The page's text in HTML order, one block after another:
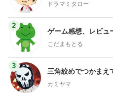
ドラマミタロー
2
ゲーム感想、レビュ
こだまもとる
3
三角絞めでつかまえ
カミヤマ